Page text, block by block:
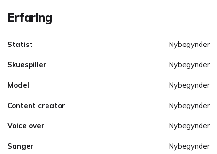
Erfaring
Statist Nybegynder
Skuespiller Nybegynder
Model Nybegynder
Content creator Nybegynder
Voice over Nybegynder
Sanger Nybegynder